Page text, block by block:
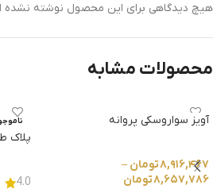
هیچ دیدگاهی برای این محصول نوشته
محصولات مشابه
آویز سواروسکی پروانه
۸,۹۱۶,۴۶۷تومان –
۸,۶۵۷,۷۸۶تومان
پلاک
4.0